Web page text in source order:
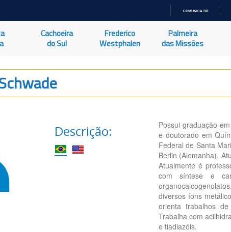
O
COMUNICA BR
Cachoeira
do Sul
Frederico
Westphalen
Palmeira
das Missões
Descrição:
Possui graduação
e doutorado em
Federal de Santa
Berlin (Alemanha).
Atualmente é
com síntese e
diversos íons
orienta trabalhos
Trabalha com
e tiadiazóis.